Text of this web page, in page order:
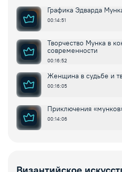
Графика Эдварда
00:14:51
Творчество Мунка в
современности
00:16:52
Женщина в судьбе и
00:16:05
Приключения
00:14:06